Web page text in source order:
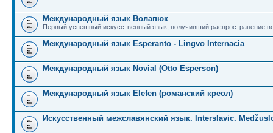
Международный язык Волапюк
Первый успешный искусственный язык, получивший распространение
Международный язык Esperanto - Lingvo Internacia
Международный язык Novial (Otto Esperson)
Международный язык Elefen (романский креол)
Искусственный межславянский язык. Interslavic.